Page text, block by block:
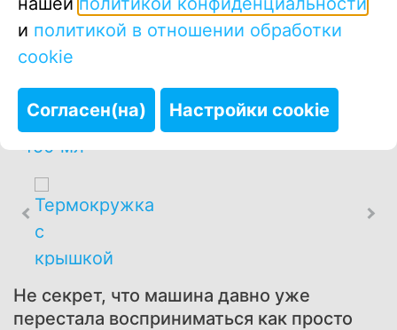
В корзину
Купить в один клик
Не секрет, что машина давно уже
перестала восприниматься как просто
и политикой в отношении обработки
cookie
Согласен(на) Настройки cookie